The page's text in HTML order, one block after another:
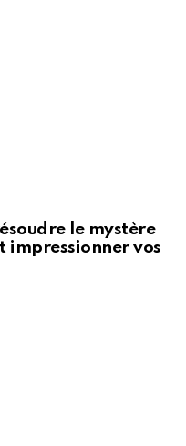
le mystère
impressionner vos